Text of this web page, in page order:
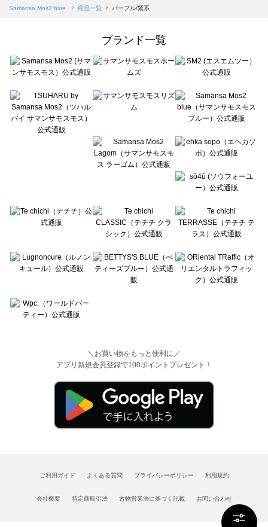
Samansa Mos2 blue（サマンサモスモス ブルー）の一覧
Te chichi（テチチ）の一覧
Te chichi CLASSIC（テチチ クラシック）の一覧
Lugnoncure（ルノンキュール）の一覧
BETTY'S BLUE（べティーズブルー）の一覧
Wpc.（ワールドパーティー）の一覧
Samansa Mos2 blue 商品一覧 パープル/紫系
ブランド一覧
＼お買い物をもっと便利に／
アプリ新規会員登録で100ポイントプレゼント！
ご利用ガイド よくある質問 プライバシーポリシー 利用規約
会社概要 特定商取引法 古物営業法に基づく記載 お問い合わせ